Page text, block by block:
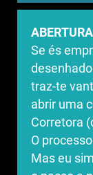
Se és
traz-te
abrir uma
Corretora
O
Mas eu